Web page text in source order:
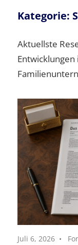
Der
und
seine
Kategorie:
Aktuellste
Juli 6, 2026